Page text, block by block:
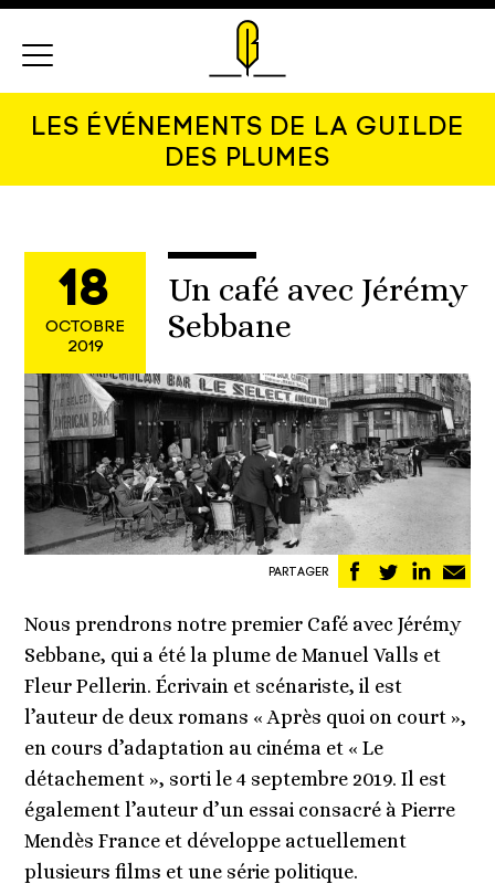
LES ÉVÉNEMENTS DE LA GUILDE
DES PLUMES
18
OCTOBRE
2019
Un café avec Jérémy
Sebbane
PARTAGER
Partager
sur
Partager
sur sur
Nous prendrons notre premier Café avec Jérémy
Sebbane, qui a été la plume de Manuel Valls et
Fleur Pellerin. Écrivain et scénariste, il est
l’auteur de deux romans « Après quoi on court »,
en cours d’adaptation au cinéma et « Le
détachement », sorti le 4 septembre 2019. Il est
également l’auteur d’un essai consacré à Pierre
Mendès France et développe actuellement
plusieurs films et une série politique.